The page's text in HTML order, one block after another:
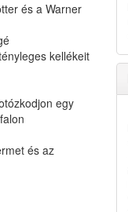
és a Warner
kellékeit
egy
és az